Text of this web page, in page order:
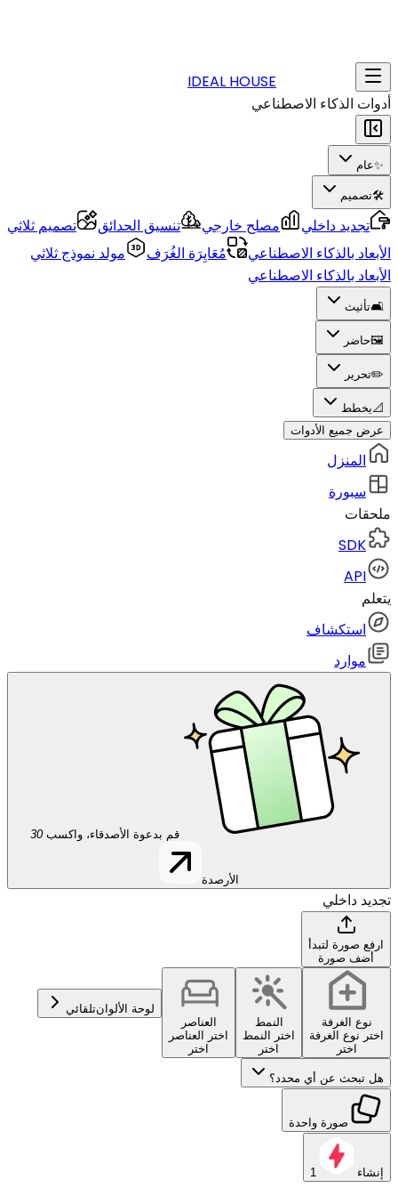
IDEAL HOUSE
أدوات الذكاء الاصطناعي
✨عام
🛠️تصميم
تجديد داخلي مصلح خارجي تنسيق الحدائق
تصميم ثلاثي
الأبعاد بالذكاء الاصطناعي
مُعَايِرَة الغُرَف
مولد نموذج ثلاثي
الأبعاد بالذكاء الاصطناعي
🛋️تأثيث
🖼️حاضر
✏️تحرير
📐يخطط
عرض جميع الأدوات
المنزل
سبورة
ملحقات
SDK
API
يتعلم
استكشاف
موارد
قم بدعوة الأصدقاء، واكسب 30
الأرصدة
تجديد داخلي
ارفع صورة لتبدأ
أضف صورة
نوع الغرفة
اختر نوع الغرفة
اختر
النمط
اختر النمط
اختر
العناصر
اختر العناصر
اختر
لوحة الألوانتلقائي
هل تبحث عن أي محدد؟
صورة واحدة
إنشاء 1